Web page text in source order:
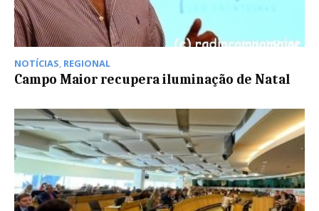
NOTÍCIAS REGIONAL
Campo Maior recupera iluminação de Natal